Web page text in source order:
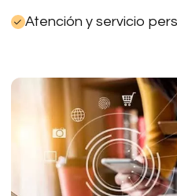
Atención y servicio